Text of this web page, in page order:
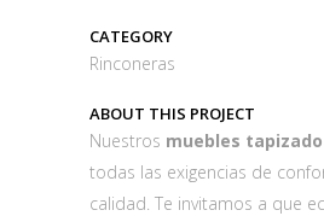
CATEGORY
Rinconeras
ABOUT THIS PROJECT
Nuestros muebles
todas las exigencias de
calidad. Te invitamos a que